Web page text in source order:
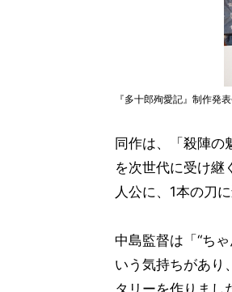
『多十郎殉愛記』制作発
同作は、「殺陣の
を次世代に受け継
人公に、1本の刀
中島監督は「“ち
いう気持ちがあり
タリーを作りまし